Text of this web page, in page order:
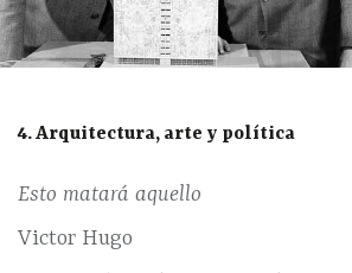
4. Arquitectura, arte y política
Esto matará aquello
Victor Hugo